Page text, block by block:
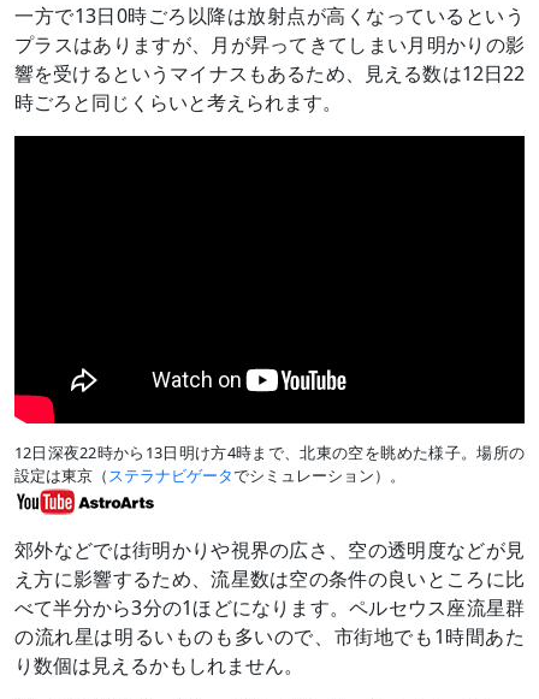
一方で13日0時ごろ以降は放射点が高くなっているという
プラスはありますが、月が昇ってきてしまい月明かりの影
響を受けるというマイナスもあるため、見える数は12日22
時ごろと同じくらいと考えられます。
12日深夜22時から13日明け方4時まで、北東の空を眺めた様子。場所の
設定は東京（ステラナビゲータでシミュレーション）。
郊外などでは街明かりや視界の広さ、空の透明度などが見
え方に影響するため、流星数は空の条件の良いところに比
べて半分から3分の1ほどになります。ペルセウス座流星群
の流れ星は明るいものも多いので、市街地でも1時間あた
り数個は見えるかもしれません。